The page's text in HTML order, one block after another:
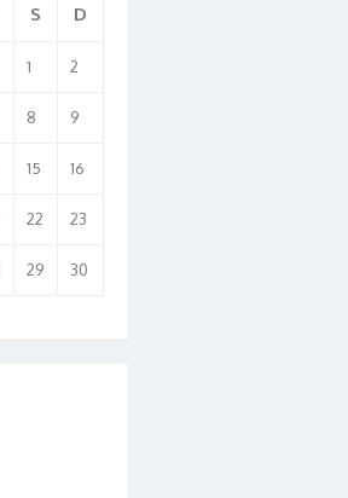
S D
1 2
8 9
15 16
22 23
29
30